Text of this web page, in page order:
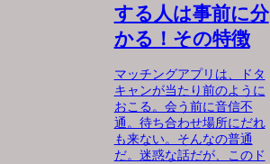
する人は事前に分
かる！その特徴
マッチングアプリは、ドタ
キャンが当たり前のように
おこる。会う前に音信不
通。待ち合わせ場所にだれ
も来ない。そんなの普通
だ。迷惑な話だが、このド